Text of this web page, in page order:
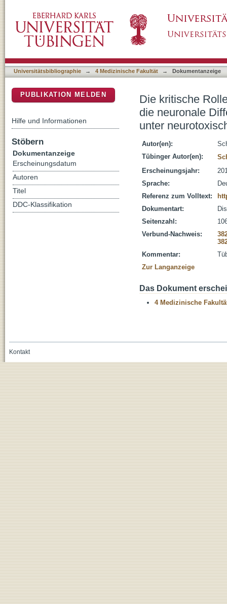
Differenzierung von mesenchymalen
Universitätsbibliographie → 4 Medizinische Fakultät → Dokumentanzeige
Die kritische
die neuronale
unter
Autor(en):
Tübinger Autor(en):
Erscheinungsjahr:
Sprache:
Referenz zum Volltext:
Dokumentart:
Seitenzahl:
Verbund-Nachweis:
Kommentar:
Zur Langanzeige
Das Dokument
4 Medizinische
PUBLIKATION MELDEN
Hilfe und Informationen
Stöbern
Dokumentanzeige
Erscheinungsdatum
Autoren
Titel
DDC-Klassifikation
Kontakt